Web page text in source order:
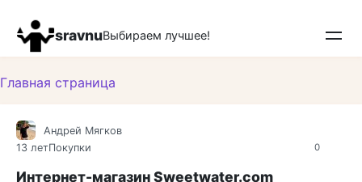
контенту
sravnuВыбираем лучшее!
Главная страница
0
Андрей Мягков
13 летПокупки
Интернет-магазин Sweetwater.com